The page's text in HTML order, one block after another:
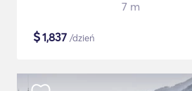
7 m
$1,837 /dzień